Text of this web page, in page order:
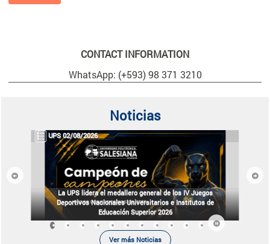
CONTACT INFORMATION
WhatsApp: (+593) 98 371 3210
Noticias
UPS 02/08/2026
La UPS lidera el medallero general de los IV Juegos
Deportivos Nacionales Universitarios e Institutos de
Educación Superior 2026
Previous Next
Ver más Noticias